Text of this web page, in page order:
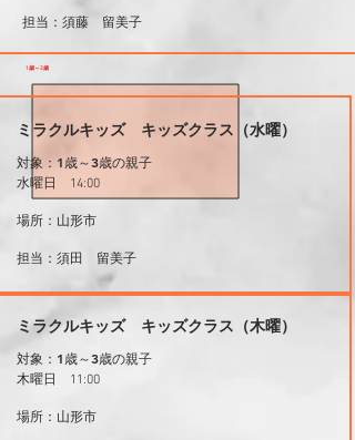
​担当：須藤 留美子
1歳～2歳
ミラクルキッズ キッズクラス（水曜）
対象：1歳～3歳の親子
水曜日 14:00
場所：山形市
​担当：須田 留美子
ミラクルキッズ キッズクラス（木曜）
対象：1歳～3歳の親子
木曜日 11:00
場所：山形市